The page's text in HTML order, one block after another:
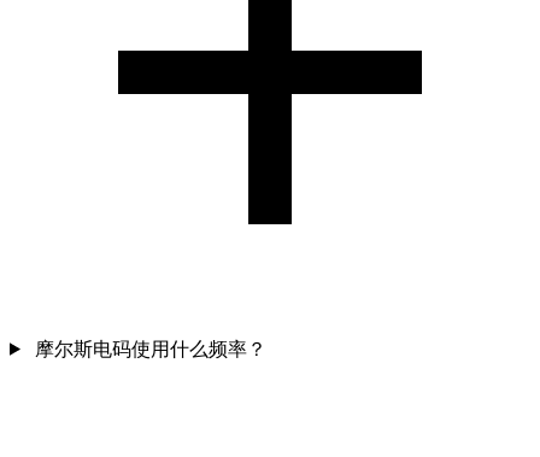
摩尔斯电码使用什么频率？